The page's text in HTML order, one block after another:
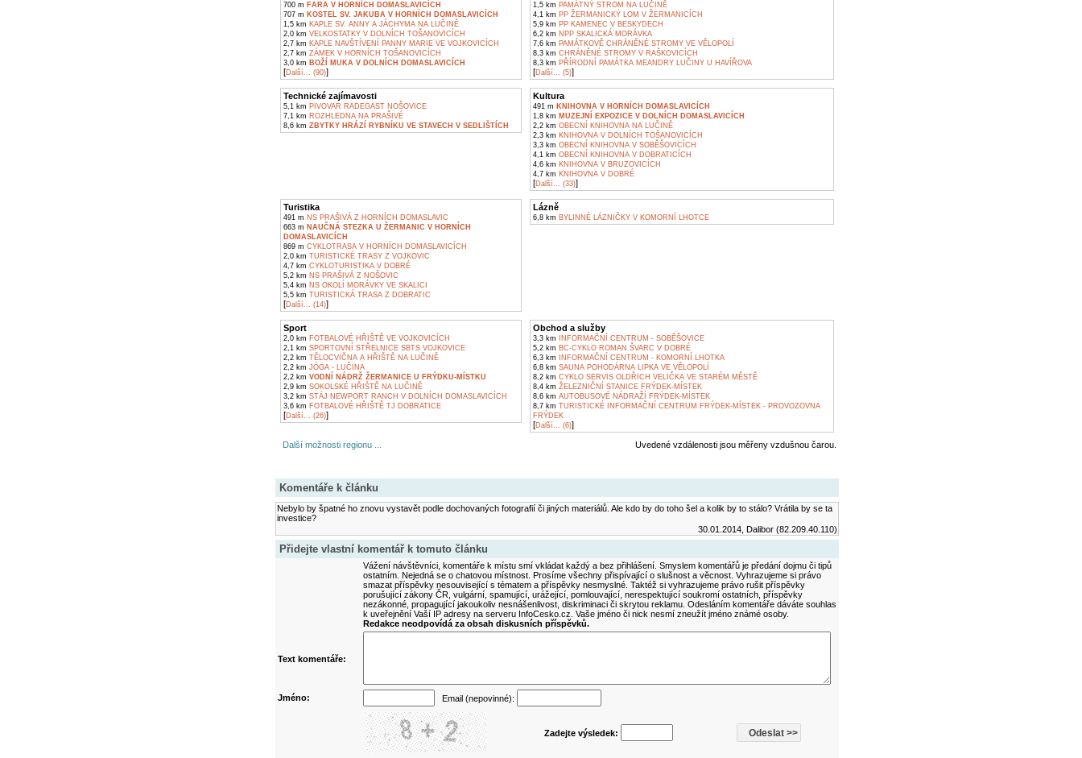
700 m FARA V HORNÍCH DOMASLAVICÍCH
707 m KOSTEL SV. JAKUBA V HORNÍCH DOMASLAVICÍCH
1,5 km KAPLE SV. ANNY A JÁCHYMA NA LUČINĚ
2,0 km VELKOSTATKY V DOLNÍCH TOŠANOVICÍCH
2,7 km KAPLE NAVŠTÍVENÍ PANNY MARIE VE VOJKOVICÍCH
2,7 km ZÁMEK V HORNÍCH TOŠANOVICÍCH
3,0 km BOŽÍ MUKA V DOLNÍCH DOMASLAVICÍCH
[Další... (90)]
1,5 km PAMÁTNÝ STROM NA LUČINĚ
4,1 km PP ŽERMANICKÝ LOM V ŽERMANICÍCH
5,9 km PP KAMENEC V BESKYDECH
6,2 km NPP SKALICKÁ MORÁVKA
7,6 km PAMÁTKOVĚ CHRÁNĚNÉ STROMY VE VĚLOPOLÍ
8,3 km CHRÁNĚNÉ STROMY V RAŠKOVICÍCH
8,3 km PŘÍRODNÍ PAMÁTKA MEANDRY LUČINY U HAVÍŘOVA
[Další... (5)]
Technické zajímavosti
5,1 km PIVOVAR RADEGAST NOŠOVICE
7,1 km ROZHLEDNA NA PRAŠIVÉ
8,6 km ZBYTKY HRÁZÍ RYBNÍKU VE STAVECH V SEDLIŠTÍCH
Kultura
491 m KNIHOVNA V HORNÍCH DOMASLAVICÍCH
1,8 km MUZEJNÍ EXPOZICE V DOLNÍCH DOMASLAVICÍCH
2,2 km OBECNÍ KNIHOVNA NA LUČINĚ
2,3 km KNIHOVNA V DOLNÍCH TOŠANOVICÍCH
3,3 km OBECNÍ KNIHOVNA V SOBĚŠOVICÍCH
4,1 km OBECNÍ KNIHOVNA V DOBRATICÍCH
4,6 km KNIHOVNA V BRUZOVICÍCH
4,7 km KNIHOVNA V DOBRÉ
[Další... (33)]
Turistika
491 m NS PRAŠIVÁ Z HORNÍCH DOMASLAVIC
663 m NAUČNÁ STEZKA U ŽERMANIC V HORNÍCH
DOMASLAVICÍCH
869 m CYKLOTRASA V HORNÍCH DOMASLAVICÍCH
2,0 km TURISTICKÉ TRASY Z VOJKOVIC
4,7 km CYKLOTURISTIKA V DOBRÉ
5,2 km NS PRAŠIVÁ Z NOŠOVIC
5,4 km NS OKOLÍ MORÁVKY VE SKALICI
5,5 km TURISTICKÁ TRASA Z DOBRATIC
[Další... (14)]
Lázně
6,8 km BYLINNÉ LÁZNIČKY V KOMORNÍ LHOTCE
Sport
2,0 km FOTBALOVÉ HŘIŠTĚ VE VOJKOVICÍCH
2,1 km SPORTOVNÍ STŘELNICE SBTS VOJKOVICE
2,2 km TĚLOCVIČNA A HŘIŠTĚ NA LUČINĚ
2,2 km JÓGA - LUČINA
2,2 km VODNÍ NÁDRŽ ŽERMANICE U FRÝDKU-MÍSTKU
2,9 km SOKOLSKÉ HŘIŠTĚ NA LUČINĚ
3,2 km STÁJ NEWPORT RANCH V DOLNÍCH DOMASLAVICÍCH
3,6 km FOTBALOVÉ HŘIŠTĚ TJ DOBRATICE
[Další... (26)]
Obchod a služby
3,3 km INFORMAČNÍ CENTRUM - SOBĚŠOVICE
5,2 km BC-CYKLO ROMAN ŠVARC V DOBRÉ
6,3 km INFORMAČNÍ CENTRUM - KOMORNÍ LHOTKA
6,8 km SAUNA POHODÁRNA LIPKA VE VĚLOPOLÍ
8,2 km CYKLO SERVIS OLDŘICH VELIČKA VE STARÉM MĚSTĚ
8,4 km ŽELEZNIČNÍ STANICE FRÝDEK-MÍSTEK
8,6 km AUTOBUSOVÉ NÁDRAŽÍ FRÝDEK-MÍSTEK
8,7 km TURISTICKÉ INFORMAČNÍ CENTRUM FRÝDEK-MÍSTEK - PROVOZOVNA
FRÝDEK
[Další... (6)]
Další možnosti regionu ... Uvedené vzdálenosti jsou měřeny vzdušnou čarou.
Komentáře k článku
Nebylo by špatné ho znovu vystavět podle dochovaných fotografií či jiných materiálů. Ale kdo by do toho šel a kolik by to stálo? Vrátila by se ta
investice?
30.01.2014, Dalibor (82.209.40.110)
Přidejte vlastní komentář k tomuto článku
Vážení návštěvníci, komentáře k místu smí vkládat každý a bez přihlášení. Smyslem komentářů je předání dojmu či tipů
ostatním. Nejedná se o chatovou místnost. Prosíme všechny přispívající o slušnost a věcnost. Vyhrazujeme si právo
smazat příspěvky nesouvisející s tématem a příspěvky nesmyslné. Taktéž si vyhrazujeme právo rušit příspěvky
porušující zákony ČR, vulgární, spamující, urážející, pomlouvající, nerespektující soukromí ostatních, příspěvky
nezákonné, propagující jakoukoliv nesnášenlivost, diskriminaci či skrytou reklamu. Odesláním komentáře dáváte souhlas
k uveřejnění Vaší IP adresy na serveru InfoCesko.cz. Vaše jméno či nick nesmí zneužít jméno známé osoby.
Redakce neodpovídá za obsah diskusních příspěvků.
Text komentáře:
Jméno: Email (nepovinné):
Zadejte výsledek: